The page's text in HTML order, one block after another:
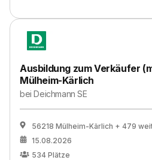
Ausbildung zum Verkäufer
Mülheim-Kärlich
beiDeichmann SE
56218 Mülheim-Kärlich + 479
15.08.2026
534 Plätze